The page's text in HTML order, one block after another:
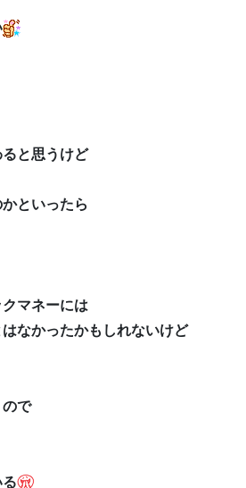
と思うけど
といったら
マネーには
なかったかもしれないけど
で